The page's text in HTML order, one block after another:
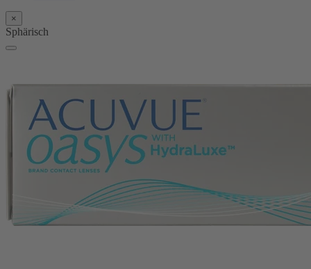
×
Sphärisch